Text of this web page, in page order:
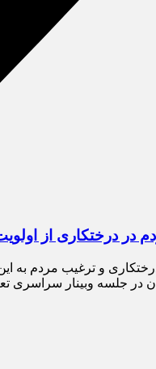
در درختکاری از
و ترغیب مردم به
در جلسه وبینار